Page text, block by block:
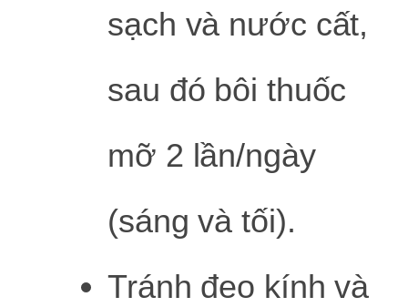
sạch và nước cất,
sau đó bôi thuốc
mỡ 2 lần/ngày
(sáng và tối).
Tránh đeo kính và